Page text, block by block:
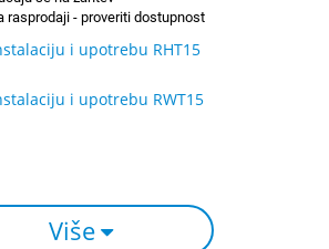
i upotrebu RHT15
i upotrebu RWT15
Više